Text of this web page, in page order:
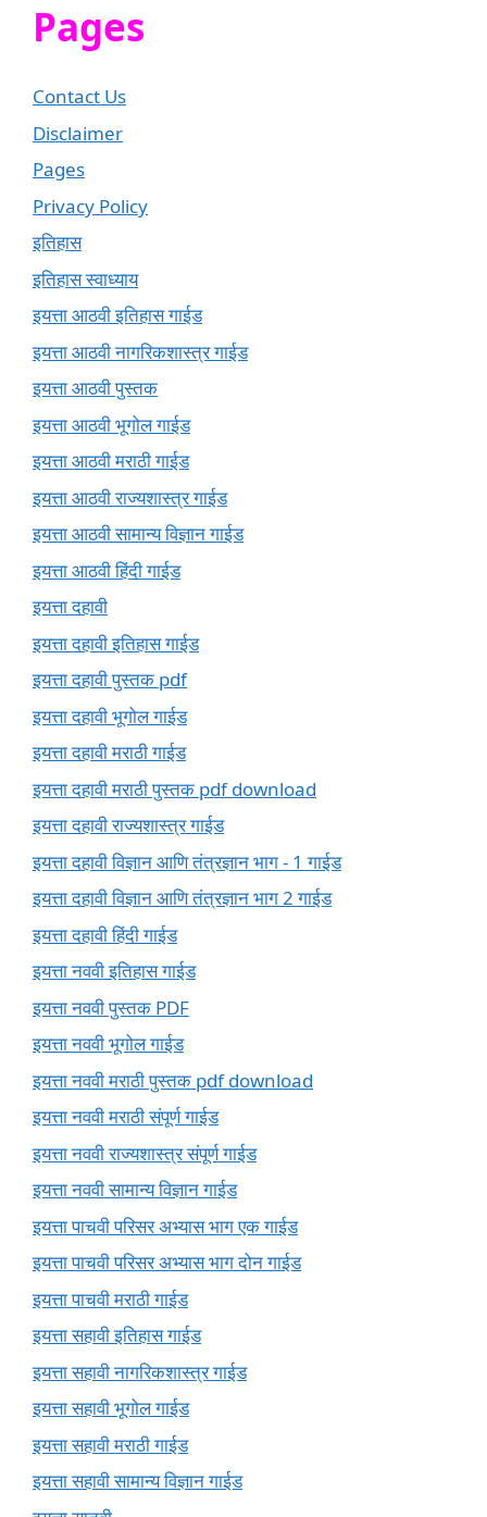
Pages
Contact Us
Disclaimer
Pages
Privacy Policy
इतिहास
इतिहास स्वाध्याय
इयत्ता आठवी इतिहास गाईड
इयत्ता आठवी नागरिकशास्त्र गाईड
इयत्ता आठवी पुस्तक
इयत्ता आठवी भूगोल गाईड
इयत्ता आठवी मराठी गाईड
इयत्ता आठवी राज्यशास्त्र गाईड
इयत्ता आठवी सामान्य विज्ञान गाईड
इयत्ता आठवी हिंदी गाईड
इयत्ता दहावी
इयत्ता दहावी इतिहास गाईड
इयत्ता दहावी पुस्तक pdf
इयत्ता दहावी भूगोल गाईड
इयत्ता दहावी मराठी गाईड
इयत्ता दहावी मराठी पुस्तक pdf download
इयत्ता दहावी राज्यशास्त्र गाईड
इयत्ता दहावी विज्ञान आणि तंत्रज्ञान भाग - 1 गाईड
इयत्ता दहावी विज्ञान आणि तंत्रज्ञान भाग 2 गाईड
इयत्ता दहावी हिंदी गाईड
इयत्ता नववी इतिहास गाईड
इयत्ता नववी पुस्तक PDF
इयत्ता नववी भूगोल गाईड
इयत्ता नववी मराठी पुस्तक pdf download
इयत्ता नववी मराठी संपूर्ण गाईड
इयत्ता नववी राज्यशास्त्र संपूर्ण गाईड
इयत्ता नववी सामान्य विज्ञान गाईड
इयत्ता पाचवी परिसर अभ्यास भाग एक गाईड
इयत्ता पाचवी परिसर अभ्यास भाग दोन गाईड
इयत्ता पाचवी मराठी गाईड
इयत्ता सहावी इतिहास गाईड
इयत्ता सहावी नागरिकशास्त्र गाईड
इयत्ता सहावी भूगोल गाईड
इयत्ता सहावी मराठी गाईड
इयत्ता सहावी सामान्य विज्ञान गाईड